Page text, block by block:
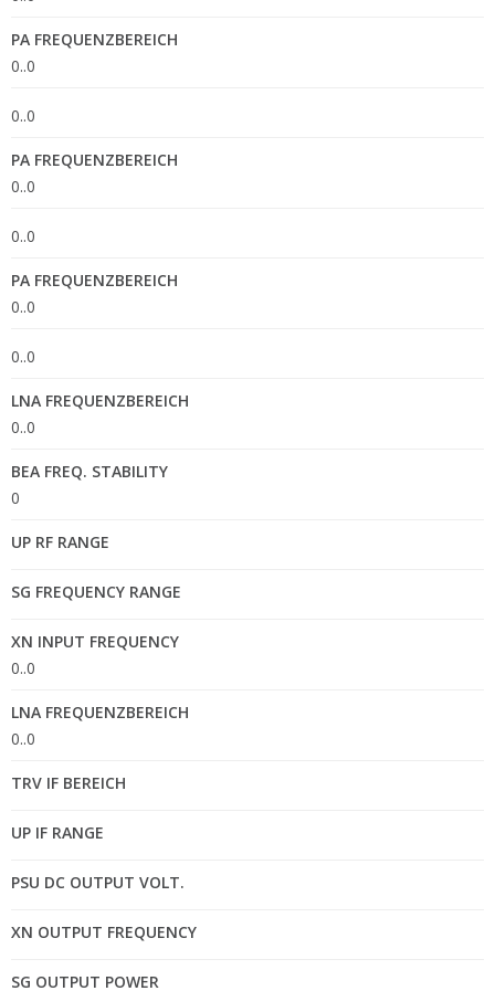
PA FREQUENZBEREICH
0..0
0..0
PA FREQUENZBEREICH
0..0
0..0
PA FREQUENZBEREICH
0..0
0..0
LNA FREQUENZBEREICH
0..0
BEA FREQ. STABILITY
0
UP RF RANGE
SG FREQUENCY RANGE
XN INPUT FREQUENCY
0..0
LNA FREQUENZBEREICH
0..0
TRV IF BEREICH
UP IF RANGE
PSU DC OUTPUT VOLT.
XN OUTPUT FREQUENCY
SG OUTPUT POWER